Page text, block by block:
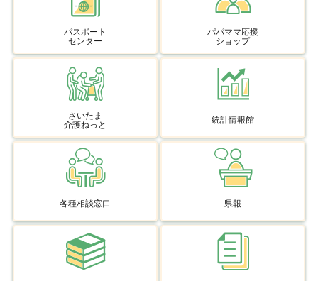
パスポート
センター
パパママ応援
ショップ
さいたま
介護ねっと
統計情報館
各種相談窓口 県報